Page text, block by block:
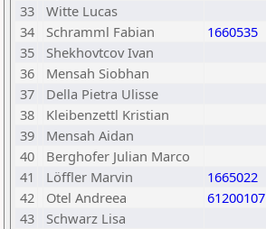
33
Witte Lucas
34
Schramml Fabian 1660535
35
Shekhovtcov Ivan
36
Mensah Siobhan
37
Della Pietra Ulisse
38
Kleibenzettl Kristian
39
Mensah Aidan
40
Berghofer Julian Marco
41
Löffler Marvin 1665022
42
Otel Andreea 61200107
43
Schwarz Lisa